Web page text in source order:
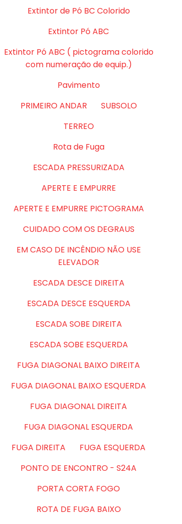
Extintor de Pó BC Colorido
Extintor Pó ABC
Extintor Pó ABC ( pictograma colorido
com numeração de equip.)
Pavimento
PRIMEIRO ANDAR
SUBSOLO
TERREO
Rota de Fuga
ESCADA PRESSURIZADA
APERTE E EMPURRE
APERTE E EMPURRE PICTOGRAMA
CUIDADO COM OS DEGRAUS
EM CASO DE INCÊNDIO NÃO USE
ELEVADOR
ESCADA DESCE DIREITA
ESCADA DESCE ESQUERDA
ESCADA SOBE DIREITA
ESCADA SOBE ESQUERDA
FUGA DIAGONAL BAIXO DIREITA
FUGA DIAGONAL BAIXO ESQUERDA
FUGA DIAGONAL DIREITA
FUGA DIAGONAL ESQUERDA
FUGA DIREITA
FUGA ESQUERDA
PONTO DE ENCONTRO - S24A
PORTA CORTA FOGO
ROTA DE FUGA BAIXO